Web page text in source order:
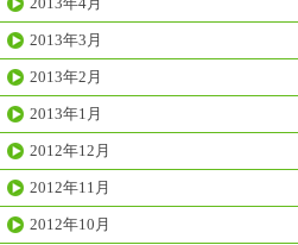
2013年3月
2013年2月
2013年1月
2012年12月
2012年11月
2012年10月